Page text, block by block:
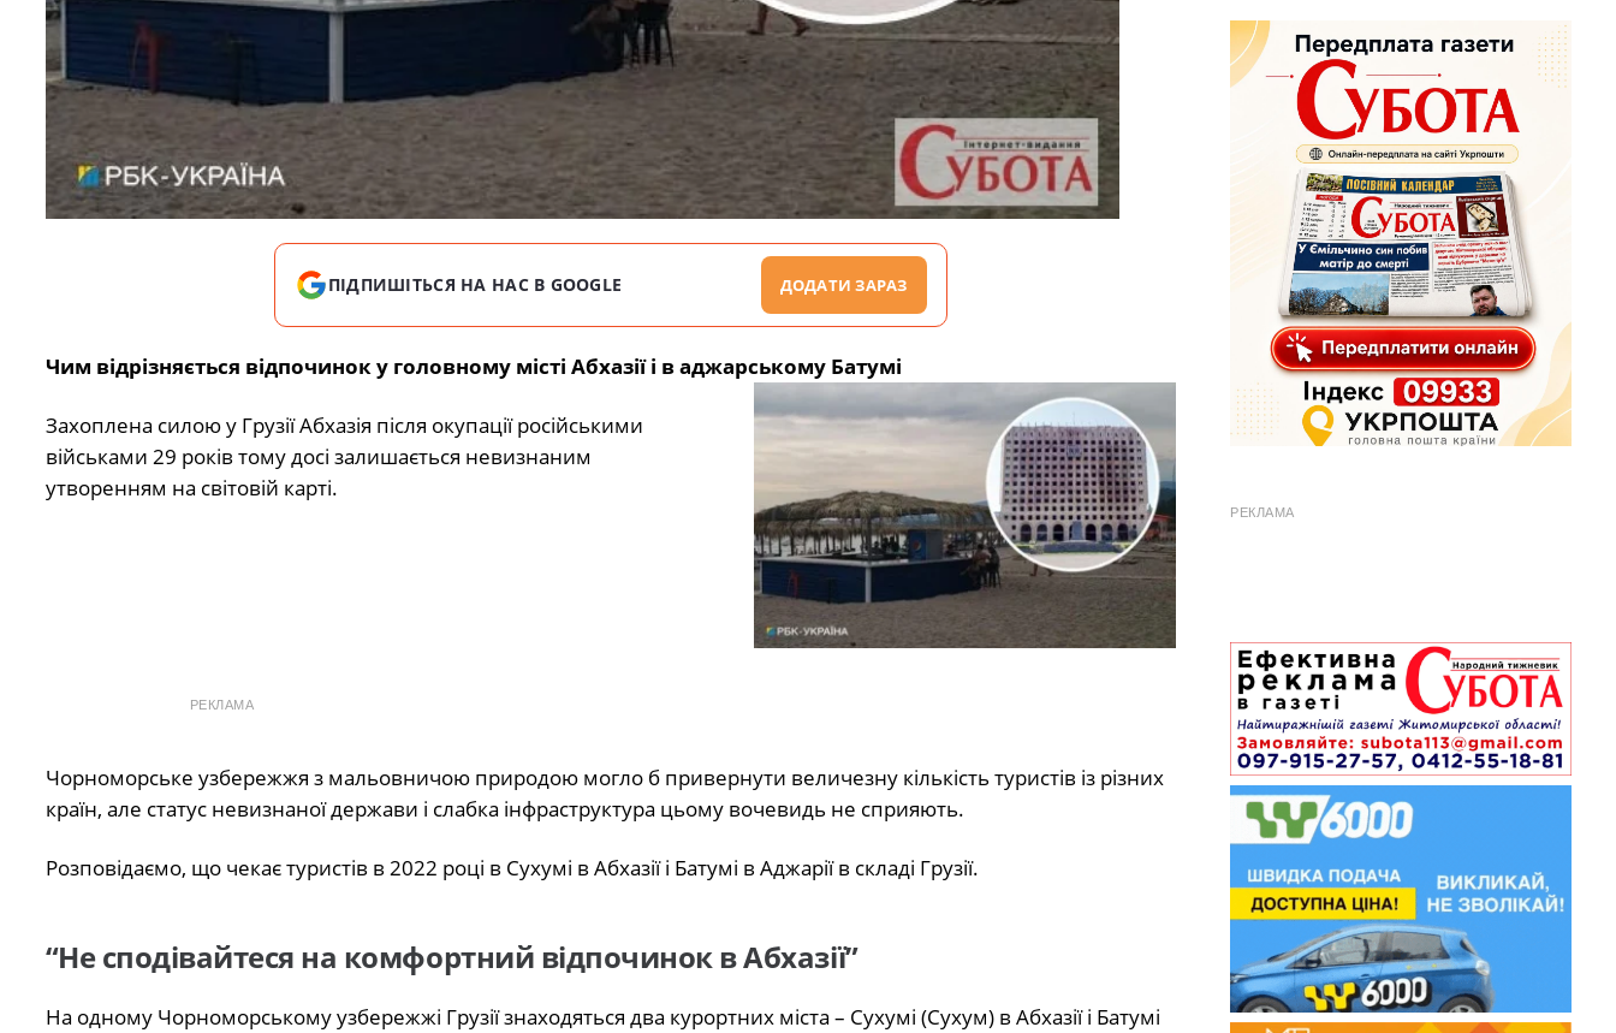
ПІДПИШІТЬСЯ НА НАС В GOOGLE ДОДАТИ ЗАРАЗ
Чим відрізняється відпочинок у головному місті Абхазії і в аджарському Батумі
Захоплена силою у Грузії Абхазія після окупації російськими
військами 29 років тому досі залишається невизнаним
утворенням на світовій карті.
РЕКЛАМА
Чорноморське узбережжя з мальовничою природою могло б привернути величезну кількість туристів із різних
країн, але статус невизнаної держави і слабка інфраструктура цьому вочевидь не сприяють.
Розповідаємо, що чекає туристів в 2022 році в Сухумі в Абхазії і Батумі в Аджарії в складі Грузії.
“Не сподівайтеся на комфортний відпочинок в Абхазії”
На одному Чорноморському узбережжі Грузії знаходяться два курортних міста – Сухумі (Сухум) в Абхазії і Батумі
РЕКЛАМА